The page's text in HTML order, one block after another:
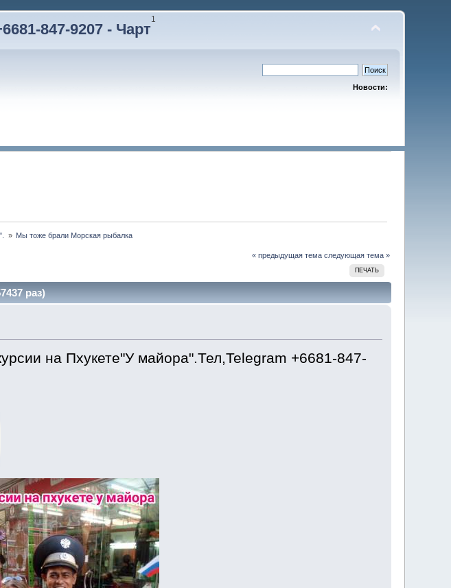
847-9207 - Чарт
1
Новости:
» Мы тоже брали Морская рыбалка
« предыдущая тема следующая тема »
ПЕЧАТЬ
раз)
на Пхукете"У майора".Тел,Telegram +6681-847-